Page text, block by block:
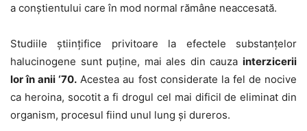
a conștientului care în mod normal rămâne neaccesată.
Studiile științifice privitoare la efectele substanțelor
halucinogene sunt puține, mai ales din cauza interzicerii
lor în anii ‘70. Acestea au fost considerate la fel de nocive
ca heroina, socotit a fi drogul cel mai dificil de eliminat din
organism, procesul fiind unul lung și dureros.